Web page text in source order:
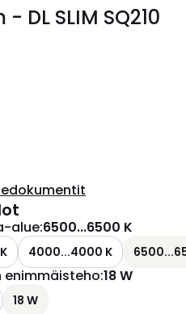
DL SLIM SQ210
alue:6500...6500 K
4000...4000 K
enimmäisteho:18 W
18 W